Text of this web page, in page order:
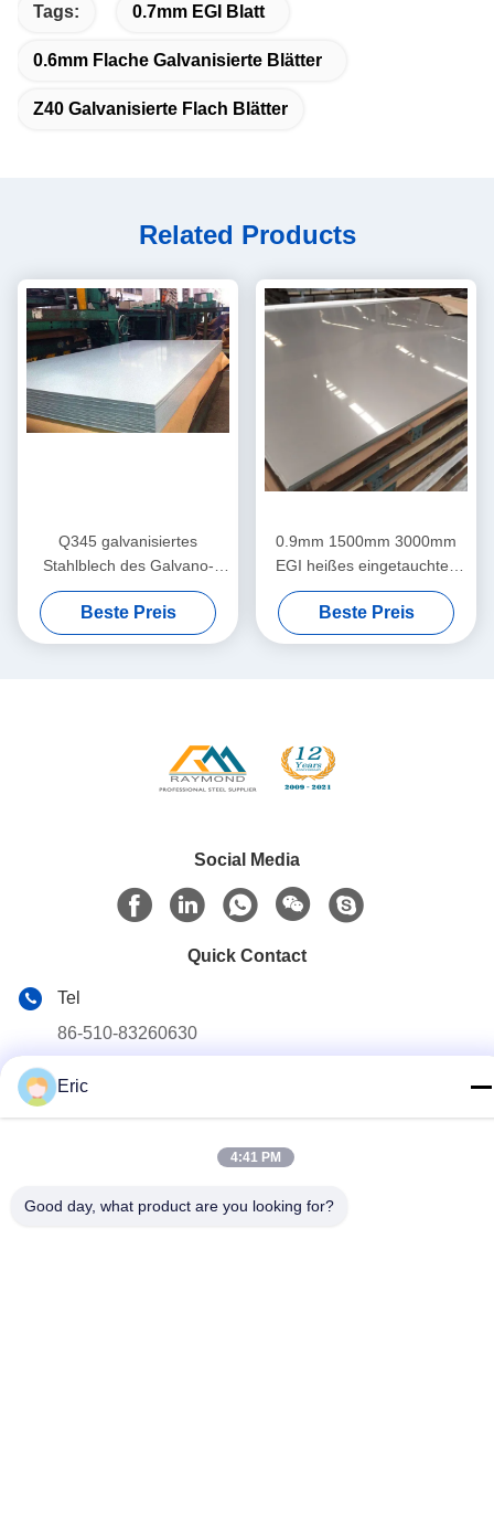
Tags: 0.7mm EGI Blatt
0.6mm Flache Galvanisierte Blätter
Z40 Galvanisierte Flach Blätter
Related Products
Q345 galvanisiertes
Stahlblech des Galvano-
1.0MM 1250MM EGI Blatt
Beste Preis
0.9mm 1500mm 3000mm
EGI heißes eingetauchtes
galvanisiertes Blech
Beste Preis
Social Media
Quick Contact
Tel
86-510-83260630
E-mail
Piazza, No.128, Qingyang-Straße, Wuxi
Eric
4:41 PM
Good day, what product are you looking for?